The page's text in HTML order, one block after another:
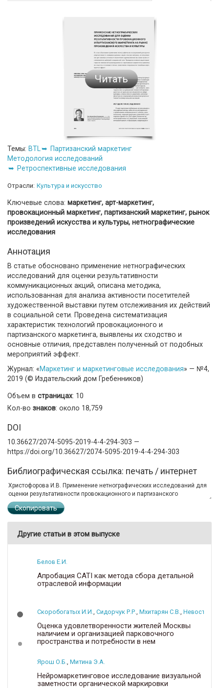
Читать
Темы: BTL
Партизанский маркетинг
Методология исследований
Ретроспективные исследования
Отрасли: Культура и искусство
Ключевые слова: маркетинг, арт-маркетинг,
провокационный маркетинг, партизанский маркетинг, рынок
произведений искусства и культуры, нетнографические
исследования
Аннотация
В статье обосновано применение нетнографических
исследований для оценки результативности
коммуникационных акций, описана методика,
использованная для анализа активности посетителей
художественной выставки путем отслеживания их действий
в социальной сети. Проведена систематизация
характеристик технологий провокационного и
партизанского маркетинга, выявлены их сходство и
основные отличия, представлен полученный от подобных
мероприятий эффект.
Журнал: «Маркетинг и маркетинговые исследования» — №4,
2019 (© Издательский дом Гребенников)
Объем в страницах: 10
Кол-во знаков: около 18,759
DOI
10.36627/2074-5095-2019-4-4-294-303 —
https://doi.org/10.36627/2074-5095-2019-4-4-294-303
Библиографическая ссылка: печать / интернет
Скопировать
Другие статьи в этом выпуске
Белов Е.И.
Апробация CATI как метода сбора детальной
отраслевой информации
Скоробогатых И.И. Сидорчук Р.Р. Мхитарян С.В.
Оценка удовлетворенности жителей Москвы
наличием и организацией парковочного
пространства и потребности в нем
Ярош О.Б. Митина Э.А.
Нейромаркетинговое исследование визуальной
заметности органической маркировки